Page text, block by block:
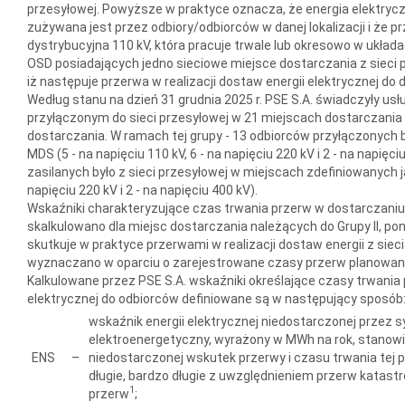
przesyłowej. Powyższe w praktyce oznacza, że energia
zużywana jest przez odbiory/odbiorców w danej lokalizacji i że
dystrybucyjna 110 kV, która pracuje trwale lub okresowo w
OSD posiadających jedno sieciowe miejsce dostarczania z sieci
iż następuje przerwa w realizacji dostaw energii elektrycznej do
Według stanu na dzień 31 grudnia 2025 r. PSE S.A. świadczyły
przyłączonym do sieci przesyłowej w 21 miejscach
dostarczania. W ramach tej grupy - 13 odbiorców przyłączonych
MDS (5 - na napięciu 110 kV, 6 - na napięciu 220 kV i 2 - na
zasilanych było z sieci przesyłowej w miejscach zdefiniowanych
napięciu 220 kV i 2 - na napięciu 400 kV).
Wskaźniki charakteryzujące czas trwania przerw w
skalkulowano dla miejsc dostarczania należących do Grupy II,
skutkuje w praktyce przerwami w realizacji dostaw energii z sieci
wyznaczano w oparciu o zarejestrowane czasy przerw
Kalkulowane przez PSE S.A. wskaźniki określające czasy
elektrycznej do odbiorców definiowane są w następujący sposób:
ENS –
wskaźnik energii elektrycznej niedostarczonej przez
elektroenergetyczny, wyrażony w MWh na rok,
niedostarczonej wskutek przerwy i czasu trwania tej
długie, bardzo długie z uwzględnieniem przerw
przerw1 ;